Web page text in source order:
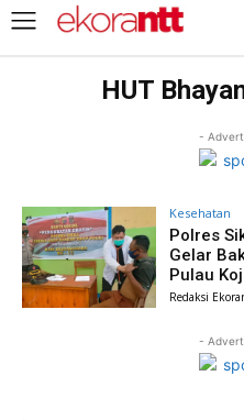
HUT
-
Kesehatan
Polres
Gelar
Pulau
Redaksi
-